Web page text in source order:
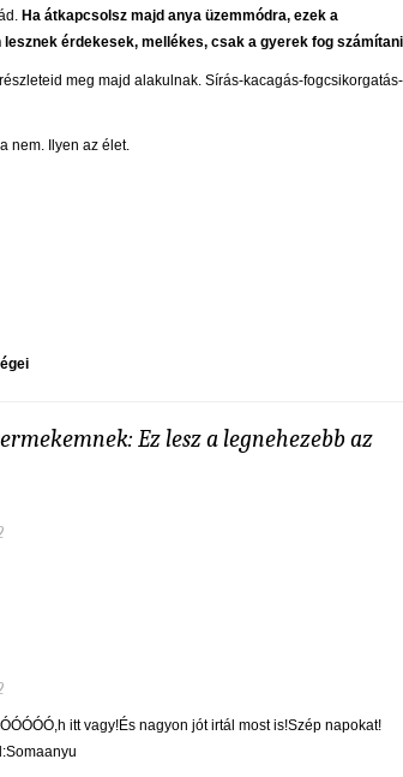
Ha átkapcsolsz majd anya üzemmódra, ezek a
lesznek érdekesek, mellékes, csak a gyerek fog
meg majd alakulnak. Sírás-kacagás-fogcsikorgatás-
nem. Ilyen az élet.
Ez lesz a legnehezebb az
itt vagy!És nagyon jót irtál most is!Szép napokat!